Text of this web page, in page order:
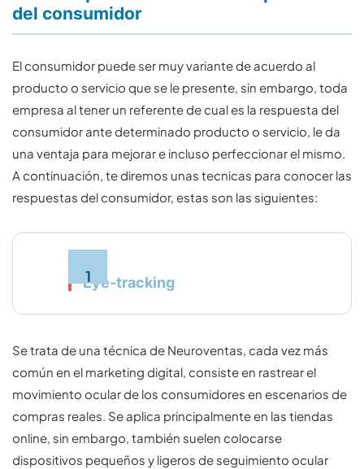
del consumidor
El consumidor puede ser muy variante de acuerdo al
producto o servicio que se le presente, sin embargo, toda
empresa al tener un referente de cual es la respuesta del
consumidor ante determinado producto o servicio, le da
una ventaja para mejorar e incluso perfeccionar el mismo.
A continuación, te diremos unas tecnicas para conocer las
respuestas del consumidor, estas son las siguientes:
Eye-tracking
Se trata de una técnica de Neuroventas, cada vez más
común en el marketing digital, consiste en rastrear el
movimiento ocular de los consumidores en escenarios de
compras reales. Se aplica principalmente en las tiendas
online, sin embargo, también suelen colocarse
dispositivos pequeños y ligeros de seguimiento ocular